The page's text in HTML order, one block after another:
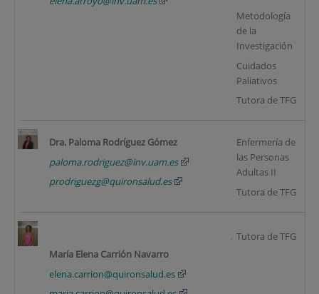
Metodología
de la
Investigación
Cuidados
Paliativos
Tutora de TFG
Dra. Paloma Rodríguez Gómez
paloma.rodriguez@inv.uam.es
prodriguezg@quironsalud.es
Enfermería de
las Personas
Adultas II
Tutora de TFG
María Elena Carrión Navarro
elena.carrion@quironsalud.es
Tutora de TFG